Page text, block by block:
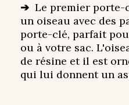
➔ Le premier porte-
un oiseau avec des
porte-clé, parfait
ou à votre sac.
de résine et il est
qui lui donnent un